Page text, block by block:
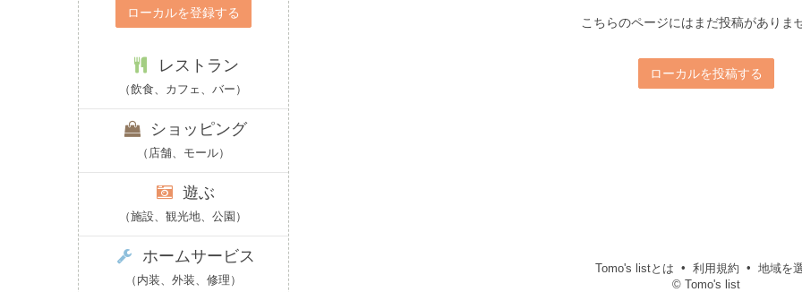
ローカルを登録する
レストラン
（飲食、カフェ、バー）
ショッピング
（店舗、モール）
遊ぶ
（施設、観光地、公園）
ホームサービス
（内装、外装、修理）
こちらのページにはまだ投稿がありま
ローカルを投稿する
Tomo's listとは 利用規約
地域を
© Tomo's list